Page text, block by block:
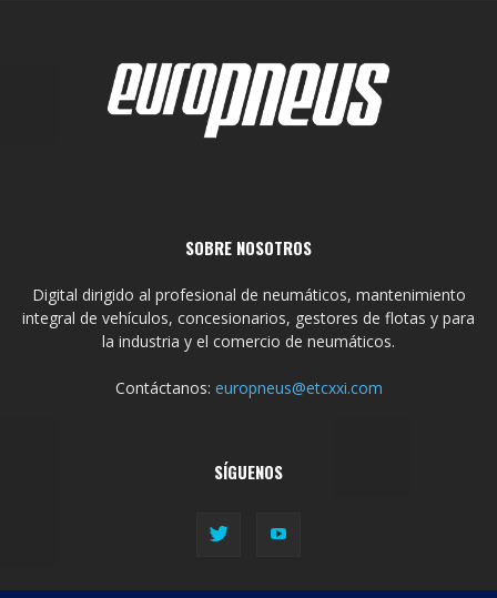
SOBRE NOSOTROS
Digital dirigido al profesional de neumáticos, mantenimiento
integral de vehículos, concesionarios, gestores de flotas y para
la industria y el comercio de neumáticos.
Contáctanos: europneus@etcxxi.com
SÍGUENOS